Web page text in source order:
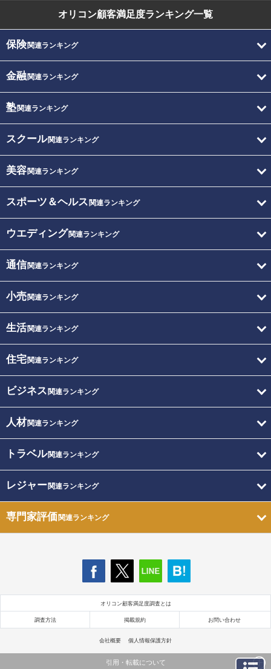
オリコン顧客満足度ランキング一覧
保険関連ランキング
金融関連ランキング
塾関連ランキング
スクール関連ランキング
美容関連ランキング
スポーツ＆ヘルス 関連ランキング
ウエディング関連ランキング
通信関連ランキング
小売関連ランキング
生活関連ランキング
住宅関連ランキング
ビジネス 関連ランキング
人材関連ランキング
トラベル関連ランキング
レジャー関連ランキング
専門家評価関連ランキング
オリコン顧客満足度調査とは
調査方法 掲載規約 お問い合わせ
会社概要 個人情報保護方針
引用・転載について